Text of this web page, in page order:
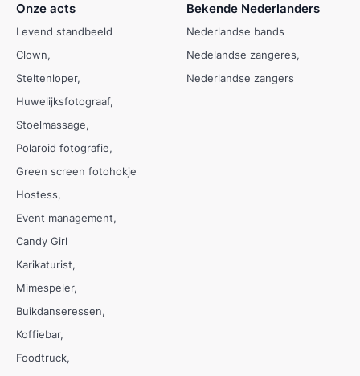
Onze acts
Levend standbeeld
Clown
Steltenloper
Huwelijksfotograaf
Stoelmassage
Polaroid fotografie
Green screen fotohokje
Hostess
Event management
Candy Girl
Karikaturist
Mimespeler
Buikdanseressen
Koffiebar
Foodtruck
Bekende Nederlanders
Nederlandse bands
Nedelandse zangeres
Nederlandse zangers